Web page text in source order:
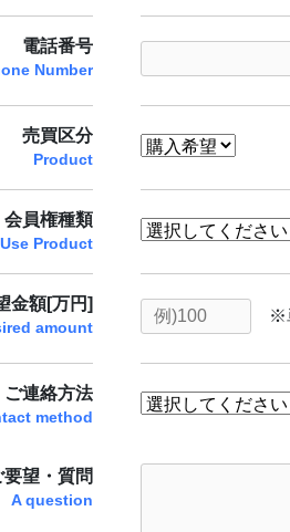
電話番号
Number
売買区分
Product
会員権種類
Use Product
金額[万円]
amount
※
ご連絡方法
method
要望・質問
A question